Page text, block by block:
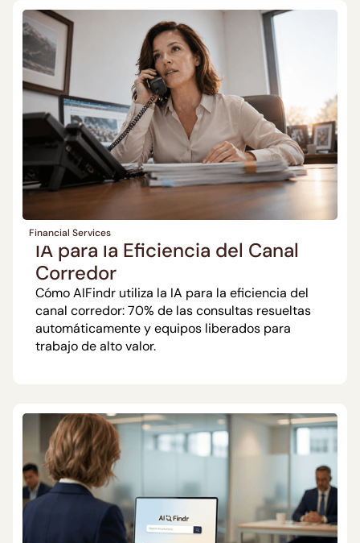
Financial Services
IA para la Eficiencia del Canal
Corredor
Cómo AIFindr utiliza la IA para la eficiencia del
canal corredor: 70% de las consultas resueltas
automáticamente y equipos liberados para
trabajo de alto valor.